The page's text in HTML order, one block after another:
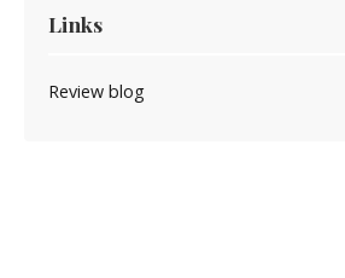
Links
Review blog